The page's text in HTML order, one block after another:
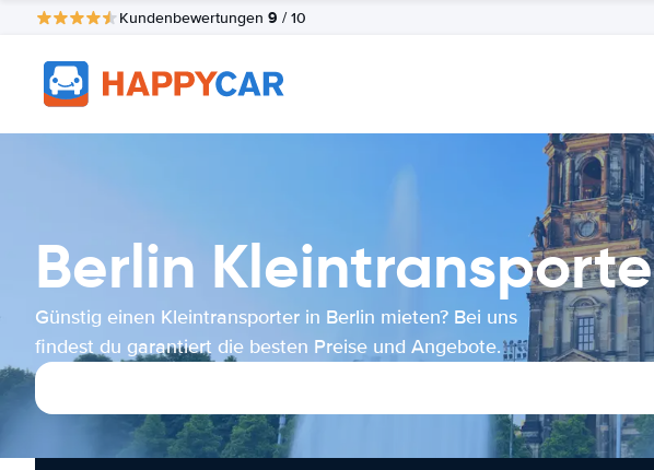
Kundenbewertungen 9 / 10
Berlin
Günstig einen Kleintransporter in Berlin mieten? Bei uns
findest du garantiert die besten Preise und Angebote.